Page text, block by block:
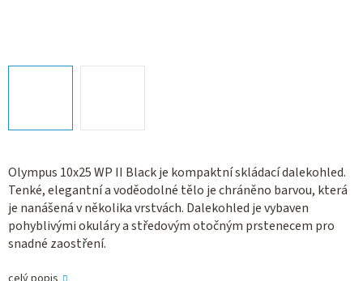
Olympus 10x25 WP II Black je kompaktní skládací dalekohled.
Tenké, elegantní a voděodolné tělo je chráněno barvou, která
je nanášená v několika vrstvách. Dalekohled je vybaven
pohyblivými okuláry a středovým otočným prstenecem pro
snadné zaostření.